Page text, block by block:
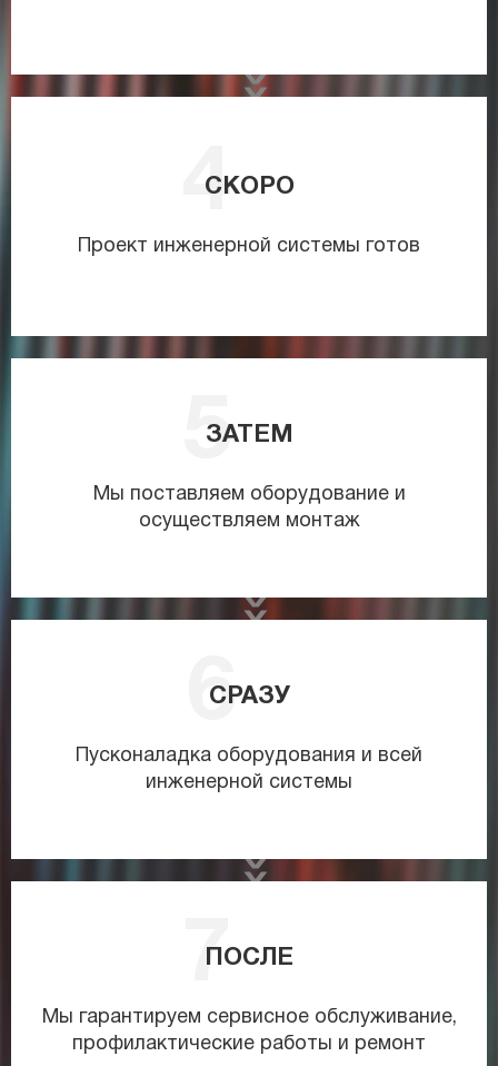
СКОРО
Проект инженерной системы готов
ЗАТЕМ
Мы поставляем оборудование и
осуществляем монтаж
СРАЗУ
Пусконаладка оборудования и всей
инженерной системы
ПОСЛЕ
Мы гарантируем сервисное обслуживание,
профилактические работы и ремонт